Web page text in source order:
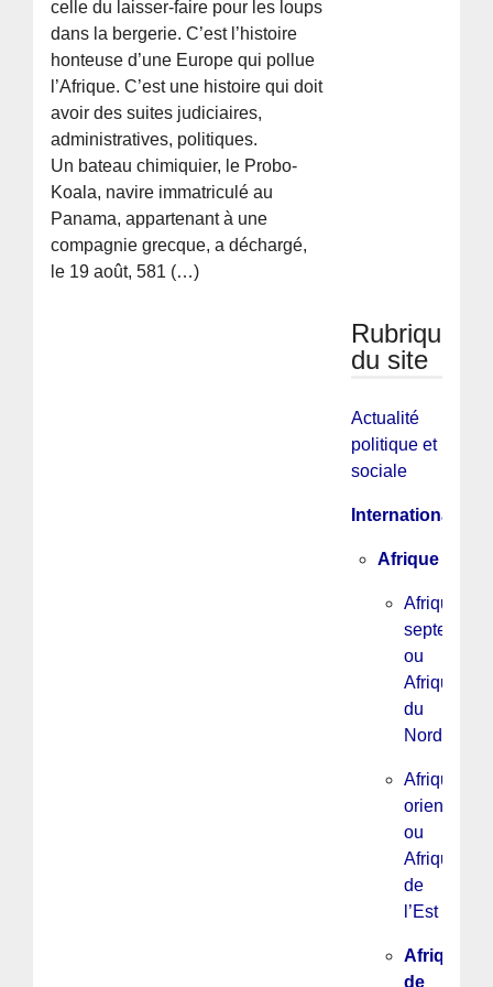
celle du laisser-faire pour les loups
dans la bergerie. C’est l’histoire
honteuse d’une Europe qui pollue
l’Afrique. C’est une histoire qui doit
avoir des suites judiciaires,
administratives, politiques.
Un bateau chimiquier, le Probo-
Koala, navire immatriculé au
Panama, appartenant à une
compagnie grecque, a déchargé,
le 19 août, 581 (…)
Rubriques
du site
Actualité
politique et
sociale
International
Afrique
Afrique
ou
Afrique
du
Nord
Afrique
orientale
ou
Afrique
de
l’Est
Afrique
de